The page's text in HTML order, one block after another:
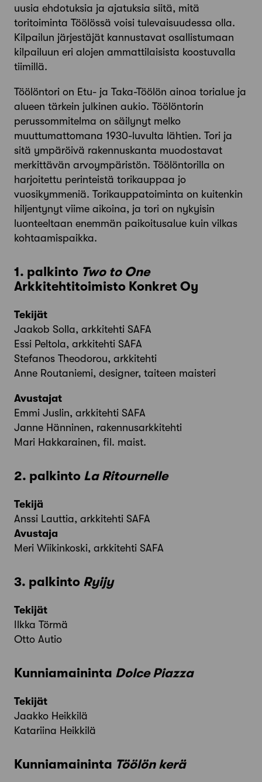
uusia ehdotuksia ja ajatuksia siitä, mitä
toritoiminta Töölössä voisi tulevaisuudessa olla.
Kilpailun järjestäjät kannustavat osallistumaan
kilpailuun eri alojen ammattilaisista koostuvalla
tiimillä.
Töölöntori on Etu- ja Taka-Töölön ainoa torialue ja
alueen tärkein julkinen aukio. Töölöntorin
perussommitelma on säilynyt melko
muuttumattomana 1930-luvulta lähtien. Tori ja
sitä ympäröivä rakennuskanta muodostavat
merkittävän arvoympäristön. Töölöntorilla on
harjoitettu perinteistä torikauppaa jo
vuosikymmeniä. Torikauppatoiminta on kuitenkin
hiljentynyt viime aikoina, ja tori on nykyisin
luonteeltaan enemmän paikoitusalue kuin vilkas
koh­taamispaikka.
1. palkinto Two to One
Arkkitehtitoimisto Konkret Oy
Tekijät
Jaakob Solla, arkkitehti SAFA
Essi Peltola, arkkitehti SAFA
Stefanos Theodorou, arkkitehti
Anne Routaniemi, designer, taiteen maisteri
Avustajat
Emmi Juslin, arkkitehti SAFA
Janne Hänninen, rakennusarkkitehti
Mari Hakkarainen, fil. maist.
2. palkinto La Ritournelle
Tekijä
Anssi Lauttia, arkkitehti SAFA
Avustaja
Meri Wiikinkoski, arkkitehti SAFA
3. palkinto Ryijy
Tekijät
Ilkka Törmä
Otto Autio
Kunniamaininta Dolce Piazza
Tekijät
Jaakko Heikkilä
Katariina Heikkilä
Kunniamaininta Töölön kerä